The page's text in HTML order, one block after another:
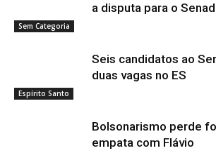
Sem Categoria
a disputa para o
Espírito Santo
Seis candidatos ao
duas vagas no ES
Bolsonarismo perde
empata com Flávio